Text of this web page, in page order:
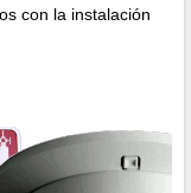
con la instalación